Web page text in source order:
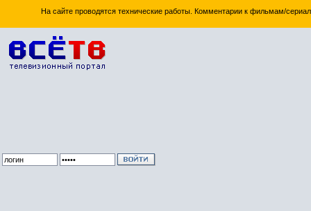
На сайте проводятся технические работы. Комментарии к фильмам/